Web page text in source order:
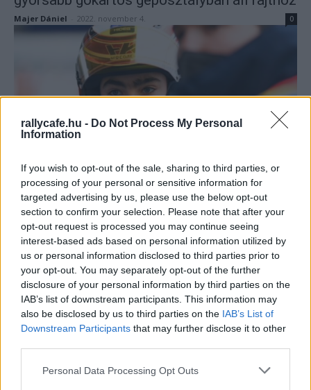
rallycafe.hu - Do Not Process My Personal
Information
If you wish to opt-out of the sale, sharing to third parties, or
processing of your personal or sensitive information for
targeted advertising by us, please use the below opt-out
section to confirm your selection. Please note that after your
opt-out request is processed you may continue seeing
interest-based ads based on personal information utilized by
us or personal information disclosed to third parties prior to
your opt-out. You may separately opt-out of the further
disclosure of your personal information by third parties on the
IAB’s list of downstream participants. This information may
also be disclosed by us to third parties on the IAB’s List of
Downstream Participants that may further disclose it to other
Please note that this website/app uses one or more Google
Personal Data Processing Opt Outs
Majer Dániel 2022. november 4. 0
Hideg Ádám: Amikor semmi nem jön be
Mihályi Csaba - 2022. március 15.
WSK: Két legjobb magyar eredmény